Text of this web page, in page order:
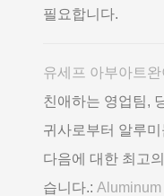
필요합니다.
유세프 아부아트
친애하는 영업팀,
귀사로부터 알루
다음에 대한 최고
습니다.: